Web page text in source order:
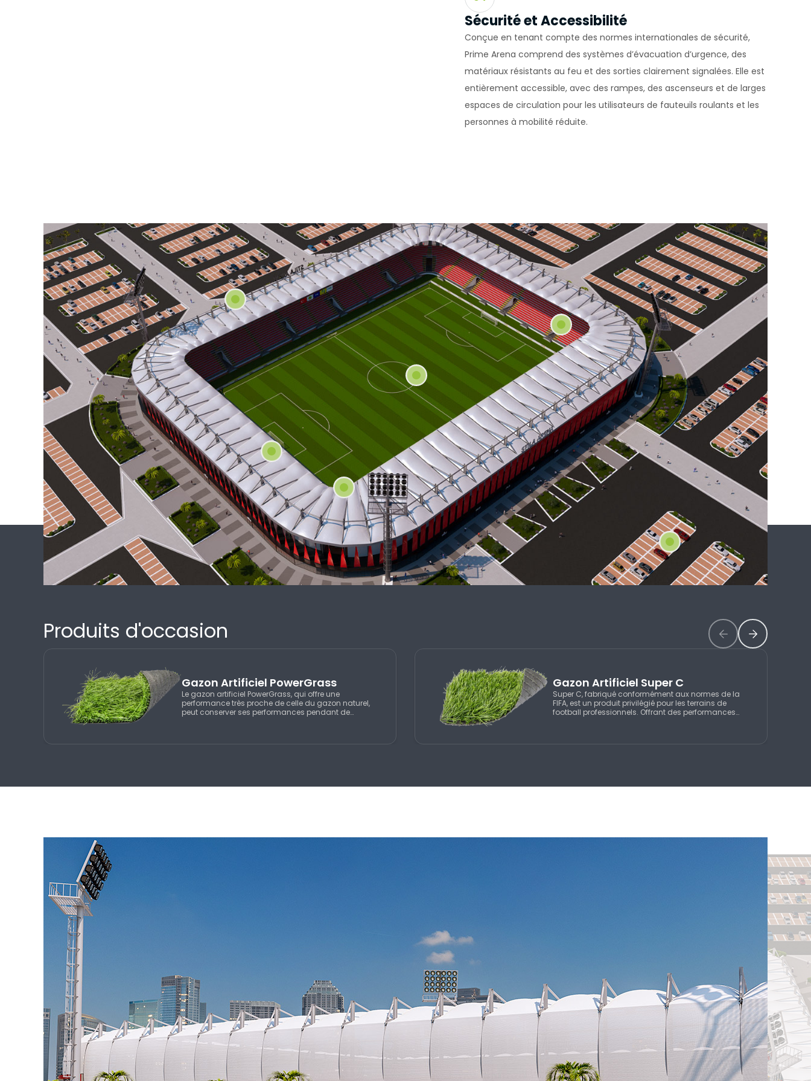
Sécurité et Accessibilité
Conçue en tenant compte des normes internationales de sécurité,
Prime Arena comprend des systèmes d’évacuation d’urgence, des
matériaux résistants au feu et des sorties clairement signalées. Elle est
entièrement accessible, avec des rampes, des ascenseurs et de larges
espaces de circulation pour les utilisateurs de fauteuils roulants et les
personnes à mobilité réduite.
Produits d'occasion
Gazon Artificiel PowerGrass
Le gazon artificiel PowerGrass, qui offre une
performance très proche de celle du gazon naturel,
peut conserver ses performances pendant de
Gazon Artificiel Super C
Super C, fabriqué conformément aux normes de la
FIFA, est un produit privilégié pour les terrains de
football professionnels. Offrant des performances
Çerezlerin kullanımına ilişkin tercihlerinizi değiştirmek ya da çerezleri engellemek veya
Birçok tarayıcı çerezleri kontrol edebilmeniz için size çerezleri kabul etme veya
cihazınıza çerez depolamayı talep ettiğinde tarayıcı tarafından uyarılma seçeneği
Aynı zamanda, daha önce tarayıcınıza kaydedilmiş çerezlerin silinmesi de mümkündür.
Politikası Kurum’un internet sitesinde (www.alanadi.com) yayımlanır ve kişisel veri
sahiplerinin talebi üzerine ilgili kişilerin erişimine sunulur.
Firma Adı
Adres: Mahalle Adı Sokak Adı. No: 1/A, 34444 İlçe Adı/İl Adı
Telefon: +90 216 555 55 55
E – Posta:mail@alanadi.com
Web Adresi: www.alanadi.com